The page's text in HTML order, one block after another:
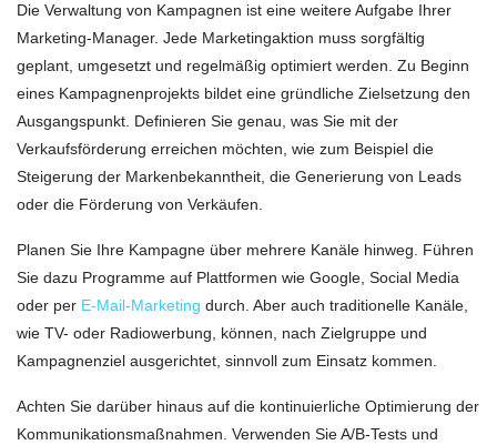
Die Verwaltung von Kampagnen ist eine weitere Aufgabe Ihrer
Marketing-Manager. Jede Marketingaktion muss sorgfältig
geplant, umgesetzt und regelmäßig optimiert werden. Zu Beginn
eines Kampagnenprojekts bildet eine gründliche Zielsetzung den
Ausgangspunkt. Definieren Sie genau, was Sie mit der
Verkaufsförderung erreichen möchten, wie zum Beispiel die
Steigerung der Markenbekanntheit, die Generierung von Leads
oder die Förderung von Verkäufen.
Planen Sie Ihre Kampagne über mehrere Kanäle hinweg. Führen
Sie dazu Programme auf Plattformen wie Google, Social Media
oder per E-Mail-Marketing durch. Aber auch traditionelle Kanäle,
wie TV- oder Radiowerbung, können, nach Zielgruppe und
Kampagnenziel ausgerichtet, sinnvoll zum Einsatz kommen.
Achten Sie darüber hinaus auf die kontinuierliche Optimierung der
Kommunikationsmaßnahmen. Verwenden Sie A/B-Tests und